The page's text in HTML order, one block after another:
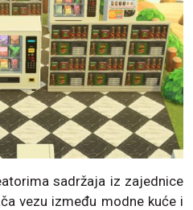
sadržaja iz zajednice
vezu između modne kuće i